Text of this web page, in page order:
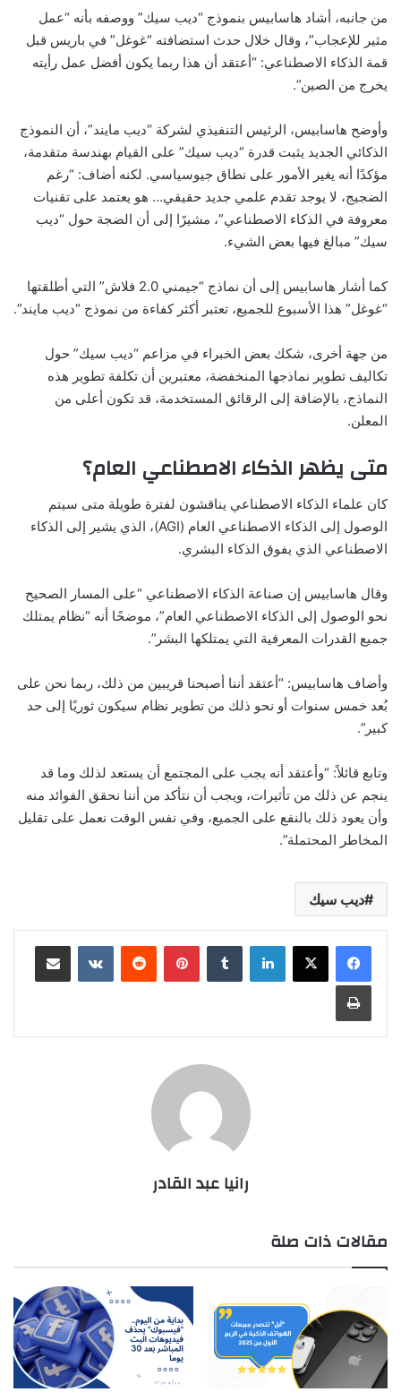
من جانبه، أشاد هاسابيس بنموذج “ديب سيك” ووصفه بأنه “عمل
مثير للإعجاب”، وقال خلال حدث استضافته “غوغل” في باريس قبل
قمة الذكاء الاصطناعي: “أعتقد أن هذا ربما يكون أفضل عمل رأيته
يخرج من الصين”.
وأوضح هاسابيس، الرئيس التنفيذي لشركة “ديب مايند”، أن النموذج
الذكائي الجديد يثبت قدرة “ديب سيك” على القيام بهندسة متقدمة،
مؤكدًا أنه يغير الأمور على نطاق جيوسياسي. لكنه أضاف: “رغم
الضجيج، لا يوجد تقدم علمي جديد حقيقي… هو يعتمد على تقنيات
معروفة في الذكاء الاصطناعي”، مشيرًا إلى أن الضجة حول “ديب
سيك” مبالغ فيها بعض الشيء.
كما أشار هاسابيس إلى أن نماذج “جيمني 2.0 فلاش” التي أطلقتها
“غوغل” هذا الأسبوع للجميع، تعتبر أكثر كفاءة من نموذج “ديب مايند”.
من جهة أخرى، شكك بعض الخبراء في مزاعم “ديب سيك” حول
تكاليف تطوير نماذجها المنخفضة، معتبرين أن تكلفة تطوير هذه
النماذج، بالإضافة إلى الرقائق المستخدمة، قد تكون أعلى من
المعلن.
متى يظهر الذكاء الاصطناعي العام؟
كان علماء الذكاء الاصطناعي يناقشون لفترة طويلة متى سيتم
الوصول إلى الذكاء الاصطناعي العام (AGI)، الذي يشير إلى الذكاء
الاصطناعي الذي يفوق الذكاء البشري.
وقال هاسابيس إن صناعة الذكاء الاصطناعي “على المسار الصحيح
نحو الوصول إلى الذكاء الاصطناعي العام”، موضحًا أنه “نظام يمتلك
جميع القدرات المعرفية التي يمتلكها البشر”.
وأضاف هاسابيس: “أعتقد أننا أصبحنا قريبين من ذلك، ربما نحن على
بُعد خمس سنوات أو نحو ذلك من تطوير نظام سيكون ثوريًا إلى حد
كبير”.
وتابع قائلاً: “وأعتقد أنه يجب على المجتمع أن يستعد لذلك وما قد
ينجم عن ذلك من تأثيرات، ويجب أن نتأكد من أننا نحقق الفوائد منه
وأن يعود ذلك بالنفع على الجميع، وفي نفس الوقت نعمل على تقليل
المخاطر المحتملة”.
ديب سيك
لينكدإن بينتيريست مشاركة عبر البريد
طباعة
رانيا عبد القادر
مقالات ذات صلة